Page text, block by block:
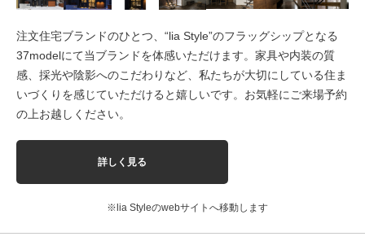
注文住宅ブランドのひとつ、“lia Style”のフラッグシップとなる
37modelにて当ブランドを体感いただけます。家具や内装の質
感、採光や陰影へのこだわりなど、私たちが大切にしている住ま
いづくりを感じていただけると嬉しいです。お気軽にご来場予約
の上お越しください。
詳しく見る
※lia Styleのwebサイトへ移動します